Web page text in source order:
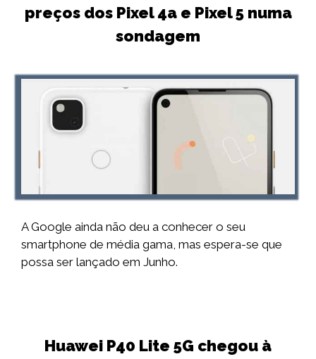
preços dos Pixel 4a e Pixel 5 numa
sondagem
A Google ainda não deu a conhecer o seu
smartphone de média gama, mas espera-se que
possa ser lançado em Junho.
Huawei P40 Lite 5G chegou à